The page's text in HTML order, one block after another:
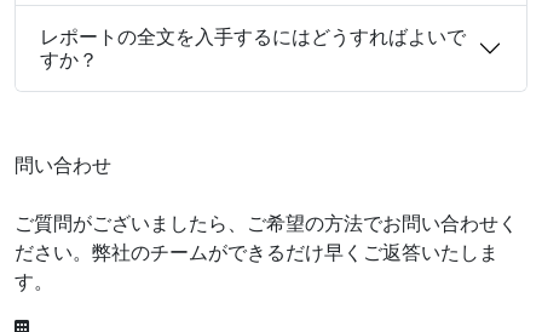
レポートの全文を入手するにはどうすればよいで
すか？
問い合わせ
ご質問がございましたら、ご希望の方法でお問い合わせく
ださい。弊社のチームができるだけ早くご返答いたしま
す。